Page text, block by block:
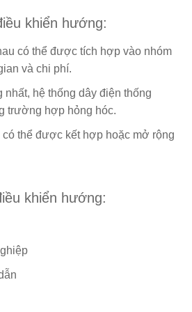
khiển hướng:
có thể được tích hợp vào nhóm
và chi phí.
nhất, hệ thống dây điện thống
trường hợp hỏng hóc.
thể được kết hợp hoặc mở rộng
khiển hướng: